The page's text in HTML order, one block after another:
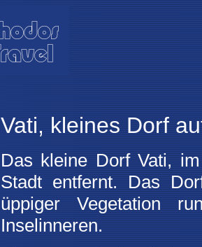
Vati, kleines Dorf
Das kleine Dorf Vati,
Stadt entfernt. Das
üppiger Vegetation
Inselinneren.